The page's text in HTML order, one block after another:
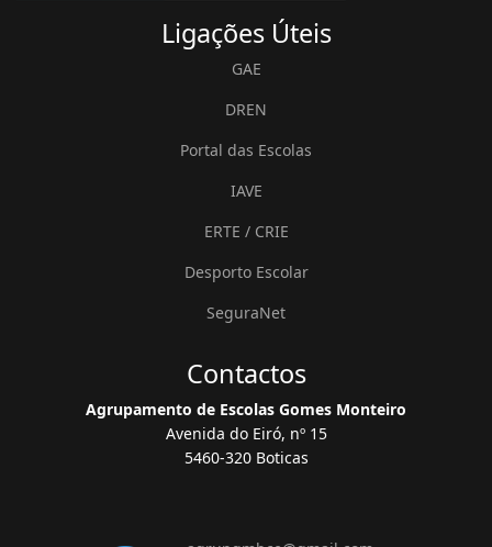
LigaçõesÚteis
GAE
DREN
Portal das Escolas
IAVE
ERTE / CRIE
Desporto Escolar
SeguraNet
Contactos
Agrupamento de Escolas Gomes Monteiro
Avenida do Eiró, nº 15
5460-320 Boticas